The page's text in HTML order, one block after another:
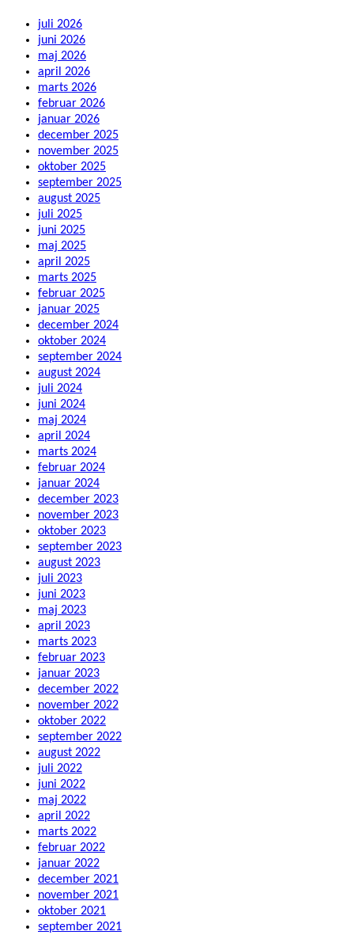
juli 2026
juni 2026
maj 2026
april 2026
marts 2026
februar 2026
januar 2026
december 2025
november 2025
oktober 2025
september 2025
august 2025
juli 2025
juni 2025
maj 2025
april 2025
marts 2025
februar 2025
januar 2025
december 2024
oktober 2024
september 2024
august 2024
juli 2024
juni 2024
maj 2024
april 2024
marts 2024
februar 2024
januar 2024
december 2023
november 2023
oktober 2023
september 2023
august 2023
juli 2023
juni 2023
maj 2023
april 2023
marts 2023
februar 2023
januar 2023
december 2022
november 2022
oktober 2022
september 2022
august 2022
juli 2022
juni 2022
maj 2022
april 2022
marts 2022
februar 2022
januar 2022
december 2021
november 2021
oktober 2021
september 2021